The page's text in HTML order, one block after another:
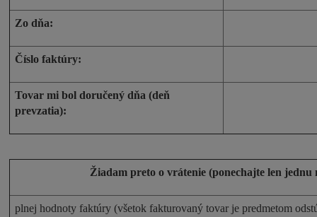
Zo dňa:
Číslo faktúry:
Tovar mi bol doručený dňa (deň
prevzatia):
Žiadam preto o vrátenie (ponechajte len jednu
plnej hodnoty faktúry (všetok fakturovaný tovar je predmetom